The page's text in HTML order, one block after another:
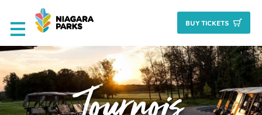
BUY TICKETS
Attractions
Culinaire